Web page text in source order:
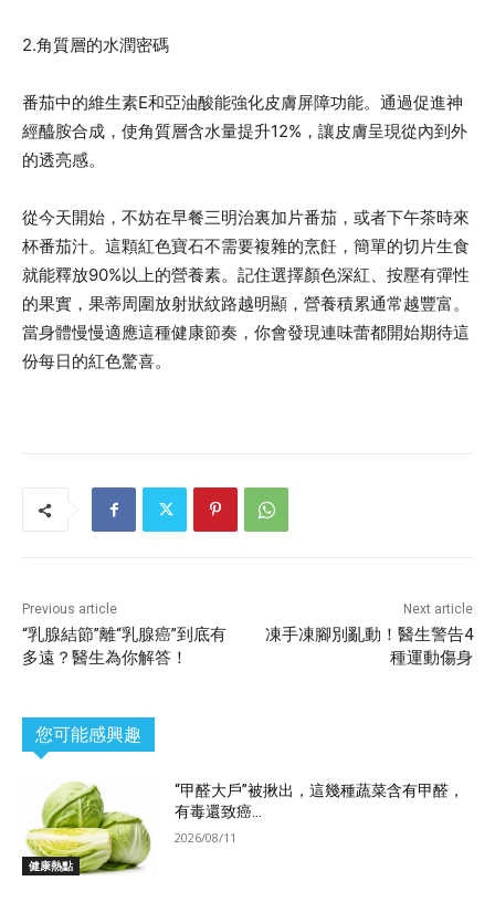
2.角質層的水潤密碼
番茄中的維生素E和亞油酸能強化皮膚屏障功能。通過促進神
經醯胺合成，使角質層含水量提升12%，讓皮膚呈現從內到外
的透亮感。
從今天開始，不妨在早餐三明治裏加片番茄，或者下午茶時來
杯番茄汁。這顆紅色寶石不需要複雜的烹飪，簡單的切片生食
就能釋放90%以上的營養素。記住選擇顏色深紅、按壓有彈性
的果實，果蒂周圍放射狀紋路越明顯，營養積累通常越豐富。
當身體慢慢適應這種健康節奏，你會發現連味蕾都開始期待這
份每日的紅色驚喜。
Previous article
“乳腺結節”離“乳腺癌”到底有
多遠？醫生為你解答！
Next article
凍手凍腳別亂動！醫生警告4
種運動傷身
您可能感興趣
健康熱點
“甲醛大戶”被揪出，這幾種蔬菜含有甲醛，
有毒還致癌...
2026/08/11